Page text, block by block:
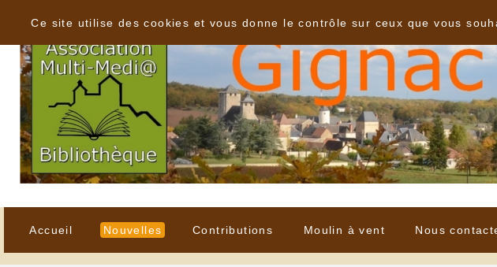
Accueil Nouvelles Contributions Moulin à vent Nous
Ce site utilise des cookies et vous donne le contrôle sur ceux que vous